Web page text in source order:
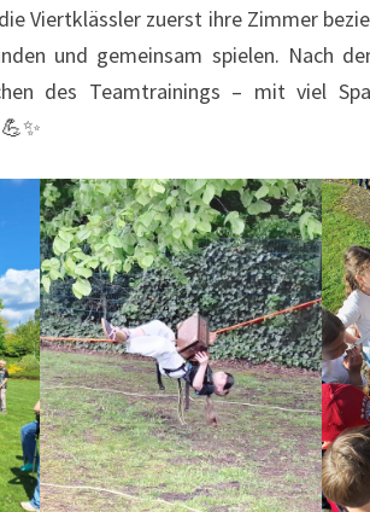
Viertklässler zuerst ihre Zimmer
und gemeinsam spielen. Nach
des Teamtrainings – mit viel